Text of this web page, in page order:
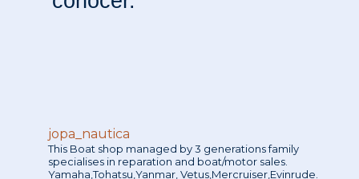
jopa_nautica
This Boat shop managed by 3 generations family
specialises in reparation and boat/motor sales.
Yamaha,Tohatsu,Yanmar, Vetus,Mercruiser,Evinrude.